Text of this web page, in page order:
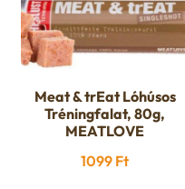
Meat & trEat Lóhúsos
Tréningfalat, 80g,
MEATLOVE
1099 Ft